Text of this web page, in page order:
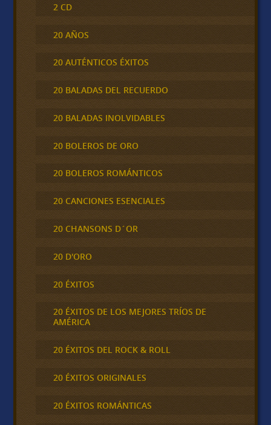
2 CD
20 AÑOS
20 AUTÉNTICOS ÉXITOS
20 BALADAS DEL RECUERDO
20 BALADAS INOLVIDABLES
20 BOLEROS DE ORO
20 BOLEROS ROMÁNTICOS
20 CANCIONES ESENCIALES
20 CHANSONS D´OR
20 D'ORO
20 ÉXITOS
20 ÉXITOS DE LOS MEJORES TRÍOS DE
AMÉRICA
20 ÉXITOS DEL ROCK & ROLL
20 ÉXITOS ORIGINALES
20 ÉXITOS ROMÁNTICAS